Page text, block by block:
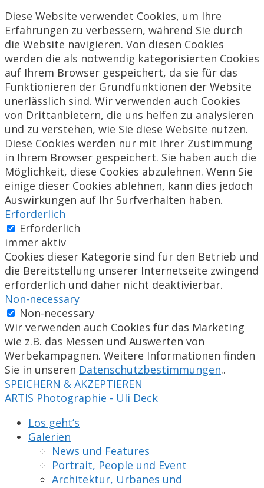
Diese Website verwendet Cookies, um Ihre
Erfahrungen zu verbessern, während Sie durch
die Website navigieren. Von diesen Cookies
werden die als notwendig kategorisierten Cookies
auf Ihrem Browser gespeichert, da sie für das
Funktionieren der Grundfunktionen der Website
unerlässlich sind. Wir verwenden auch Cookies
von Drittanbietern, die uns helfen zu analysieren
und zu verstehen, wie Sie diese Website nutzen.
Diese Cookies werden nur mit Ihrer Zustimmung
in Ihrem Browser gespeichert. Sie haben auch die
Möglichkeit, diese Cookies abzulehnen. Wenn Sie
einige dieser Cookies ablehnen, kann dies jedoch
Auswirkungen auf Ihr Surfverhalten haben.
Erforderlich
Erforderlich
immer aktiv
Cookies dieser Kategorie sind für den Betrieb und
die Bereitstellung unserer Internetseite zwingend
erforderlich und daher nicht deaktivierbar.
Non-necessary
Non-necessary
Wir verwenden auch Cookies für das Marketing
wie z.B. das Messen und Auswerten von
Werbekampagnen. Weitere Informationen finden
Sie in unseren Datenschutzbestimmungen..
SPEICHERN & AKZEPTIEREN
ARTIS Photographie - Uli Deck
Los geht’s
Galerien
News und Features
Portrait, People und Event
Architektur, Urbanes und